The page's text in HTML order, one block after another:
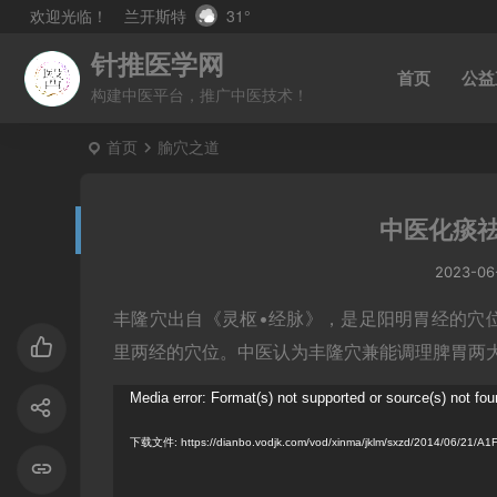
欢迎光临！ 兰开斯特 31°
针推医学网
构建中医平台，推广中医技术！
首页 公
首页 腧穴之道
中医化痰
2023-
丰隆穴出自《灵枢•经脉》，是足阳明胃经的
里两经的穴位。中医认为丰隆穴兼能调理脾胃
Media error: Format(s) not supported or source(s) not
下载文件: https://dianbo.vodjk.com/vod/xinma/jklm/sxzd/2014/06/21/